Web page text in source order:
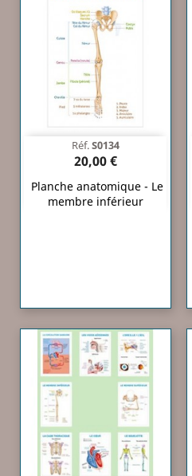
Réf.S0134
20,00 €
Planche anatomique - Le
membre inférieur